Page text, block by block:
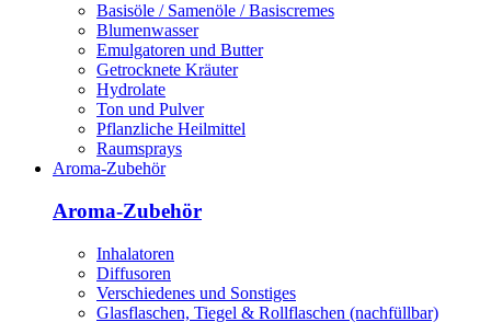
Basisöle / Samenöle / Basiscremes
Blumenwasser
Emulgatoren und Butter
Getrocknete Kräuter
Hydrolate
Ton und Pulver
Pflanzliche Heilmittel
Raumsprays
Aroma-Zubehör
Aroma-Zubehör
Inhalatoren
Diffusoren
Verschiedenes und Sonstiges
Glasflaschen, Tiegel & Rollflaschen (nachfüllbar)